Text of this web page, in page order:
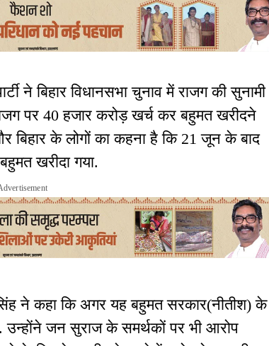
ने बिहार विधानसभा चुनाव में राजग की सुनामी
पर 40 हजार करोड़ खर्च कर बहुमत खरीदने
बिहार के लोगों का कहना है कि 21 जून के बाद
खरीदा गया.
ने कहा कि अगर यह बहुमत सरकार(नीतीश) के
उन्होंने जन सुराज के समर्थकों पर भी आरोप